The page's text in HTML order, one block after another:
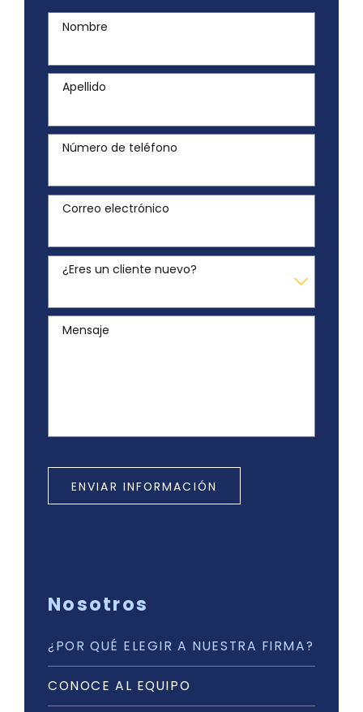
Nombre
Apellido
Número de teléfono
Correo electrónico
¿Eres un cliente nuevo?
Mensaje
ENVIAR INFORMACIÓN
Nosotros
¿POR QUÉ ELEGIR A NUESTRA FIRMA?
CONOCE AL EQUIPO